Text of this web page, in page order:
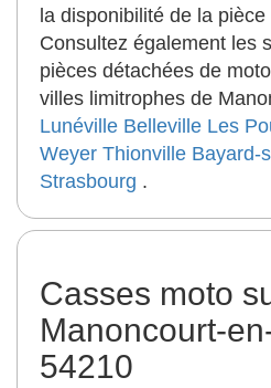
la disponibilité de la
Consultez également les
pièces détachées de
villes limitrophes de
Lunéville Belleville Les
Weyer Thionville Bayard-
Strasbourg .
Casses moto
Manoncourt-
54210